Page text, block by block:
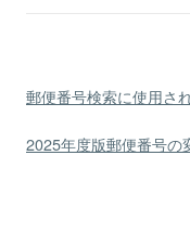
郵便番号検索に使用さ
2025年度版郵便番号の